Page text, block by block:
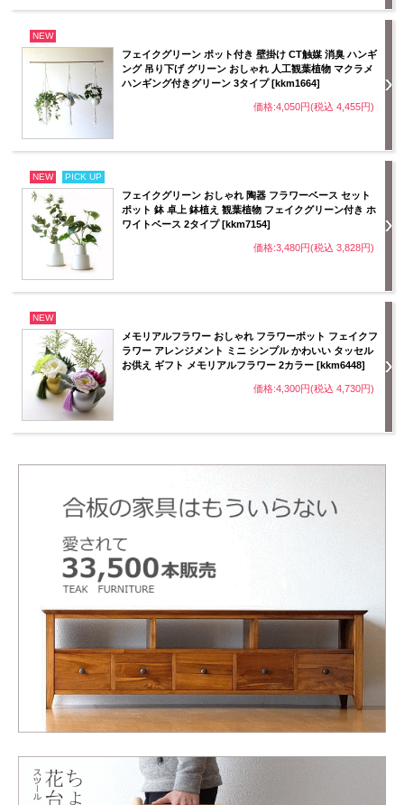
NEW
フェイクグリーン ポット付き 壁掛け CT触媒 消臭 ハンギ
ング 吊り下げ グリーン おしゃれ 人工観葉植物 マクラメ
ハンギング付きグリーン 3タイプ [kkm1664]
価格:4,050円(税込 4,455円)
NEW PICK UP
フェイクグリーン おしゃれ 陶器 フラワーベース セット
ポット 鉢 卓上 鉢植え 観葉植物 フェイクグリーン付き ホ
ワイトベース 2タイプ [kkm7154]
価格:3,480円(税込 3,828円)
NEW
メモリアルフラワー おしゃれ フラワーポット フェイクフ
ラワー アレンジメント ミニ シンプル かわいい タッセル
お供え ギフト メモリアルフラワー 2カラー [kkm6448]
価格:4,300円(税込 4,730円)